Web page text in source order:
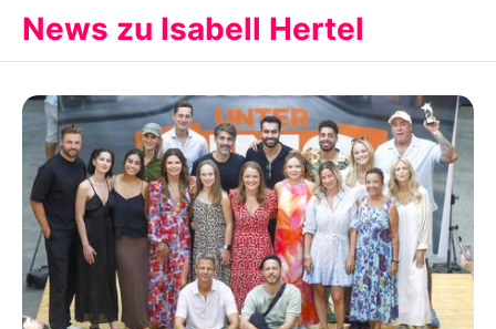
News zu Isabell Hertel